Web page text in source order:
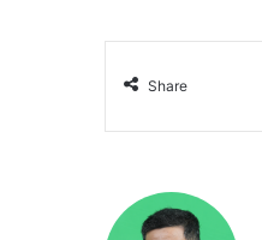
Share